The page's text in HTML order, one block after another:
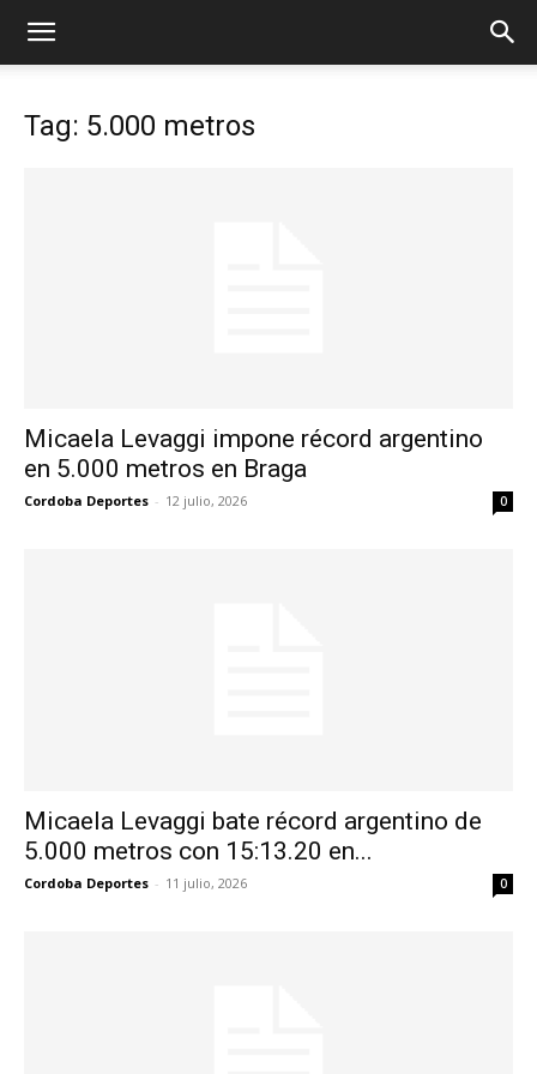
Tag: 5.000 metros
Micaela Levaggi impone récord argentino
en 5.000 metros en Braga
Cordoba Deportes - 12 julio, 2026 0
Micaela Levaggi bate récord argentino de
5.000 metros con 15:13.20 en...
Cordoba Deportes - 11 julio, 2026 0